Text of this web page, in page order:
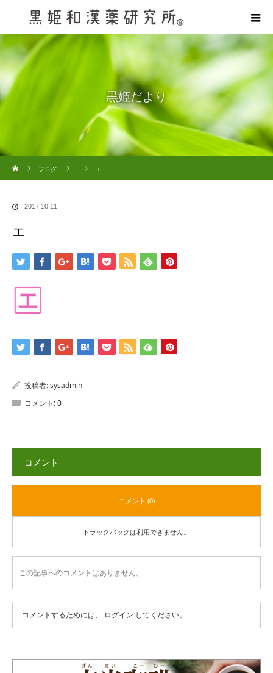
黒姫だより
ブログ
エ
2017.10.11
エ
投稿者:sysadmin
コメント:0
コメント
コメント (0)
トラックバックは利用できません。
この記事へのコメントはありません。
コメントするためには、 ログイン してください。